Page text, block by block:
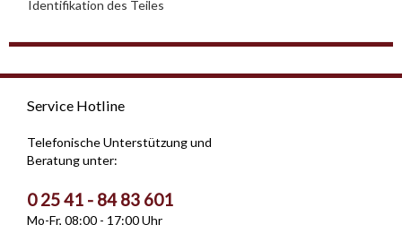
Identifikation des Teiles
Service Hotline
Telefonische Unterstützung und
Beratung unter:
0 25 41 - 84 83 601
Mo-Fr, 08:00 - 17:00 Uhr